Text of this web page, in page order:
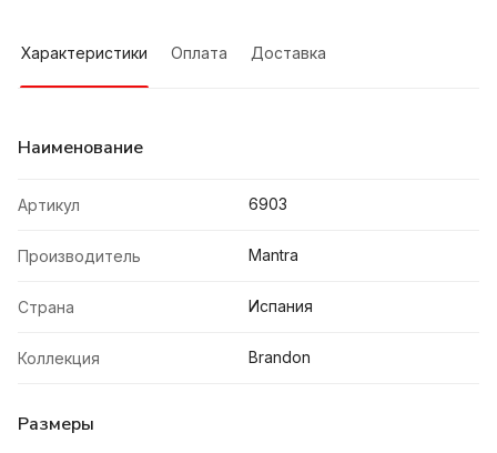
Характеристики Оплата Доставка
Наименование
Артикул 6903
Производитель Mantra
Страна Испания
Коллекция Brandon
Размеры